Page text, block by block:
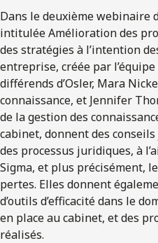
Dans le deuxième webinaire
intitulée Amélioration des
des stratégies à l’intention
entreprise, créée par
différends d’Osler, Mara
connaissance, et Jennifer
de la gestion des
cabinet, donnent des
des processus juridiques, à
Sigma, et plus précisément,
pertes. Elles donnent
d’outils d’efficacité dans le
en place au cabinet, et des
réalisés.